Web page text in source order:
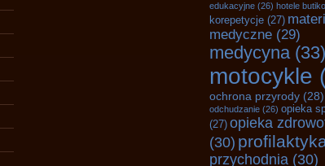
edukacyjne (26) hotele
korepetycje (27)
medyczne (29)
medycyna(33)
motocykle
ochrona przyrody (28)
odchudzanie (26) opieka
(27) opieka
(30)
przychodnia (30)